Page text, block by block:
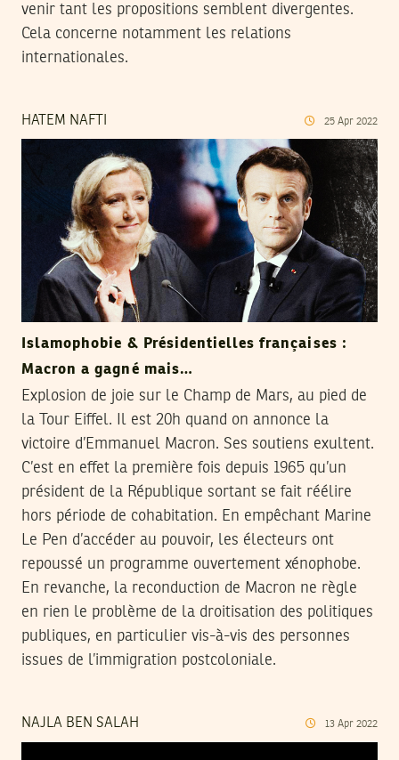
venir tant les propositions semblent divergentes.
Cela concerne notamment les relations
internationales.
HATEM NAFTI 25 Apr 2022
Islamophobie & Présidentielles françaises :
Macron a gagné mais…
Explosion de joie sur le Champ de Mars, au pied de
la Tour Eiffel. Il est 20h quand on annonce la
victoire d’Emmanuel Macron. Ses soutiens exultent.
C’est en effet la première fois depuis 1965 qu’un
président de la République sortant se fait réélire
hors période de cohabitation. En empêchant Marine
Le Pen d’accéder au pouvoir, les électeurs ont
repoussé un programme ouvertement xénophobe.
En revanche, la reconduction de Macron ne règle
en rien le problème de la droitisation des politiques
publiques, en particulier vis-à-vis des personnes
issues de l’immigration postcoloniale.
NAJLA BEN SALAH 13 Apr 2022